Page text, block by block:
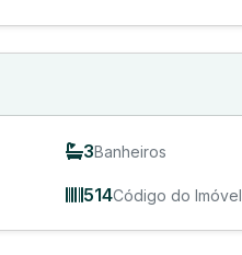
3Banheiros
514Código do Imóvel